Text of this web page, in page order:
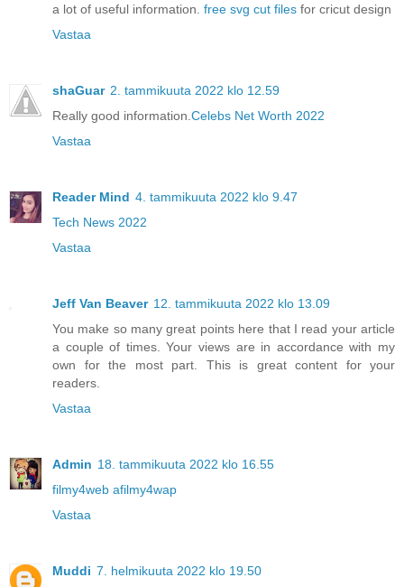
a lot of useful information. free svg cut files for cricut design
Vastaa
shaGuar 2. tammikuuta 2022 klo 12.59
Really good information. Celebs Net Worth 2022
Vastaa
Reader Mind 4. tammikuuta 2022 klo 9.47
Tech News 2022
Vastaa
Jeff Van Beaver 12. tammikuuta 2022 klo 13.09
You make so many great points here that I read your article
a couple of times. Your views are in accordance with my
own for the most part. This is great content for your
readers.
Vastaa
Admin 18. tammikuuta 2022 klo 16.55
filmy4web afilmy4wap
Vastaa
Muddi 7. helmikuuta 2022 klo 19.50